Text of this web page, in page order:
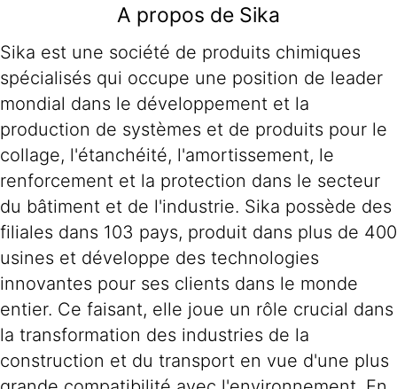
A propos de Sika
Sika est une société de produits chimiques
spécialisés qui occupe une position de leader
mondial dans le développement et la
production de systèmes et de produits pour le
collage, l'étanchéité, l'amortissement, le
renforcement et la protection dans le secteur
du bâtiment et de l'industrie. Sika possède des
filiales dans 103 pays, produit dans plus de 400
usines et développe des technologies
innovantes pour ses clients dans le monde
entier. Ce faisant, elle joue un rôle crucial dans
la transformation des industries de la
construction et du transport en vue d'une plus